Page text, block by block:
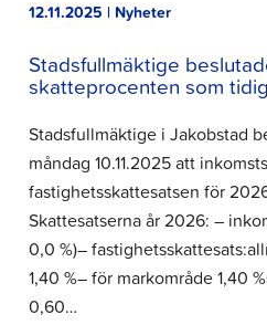
12.11.2025 | Nyheter
Stadsfullmäktige
skatteprocenten som
Stadsfullmäktige i Jakobstad
måndag 10.11.2025 att
fastighetsskattesatsen för
Skattesatserna år 2026: –
0,0 %)–
1,40 %– för markområde 1,40
0,60…